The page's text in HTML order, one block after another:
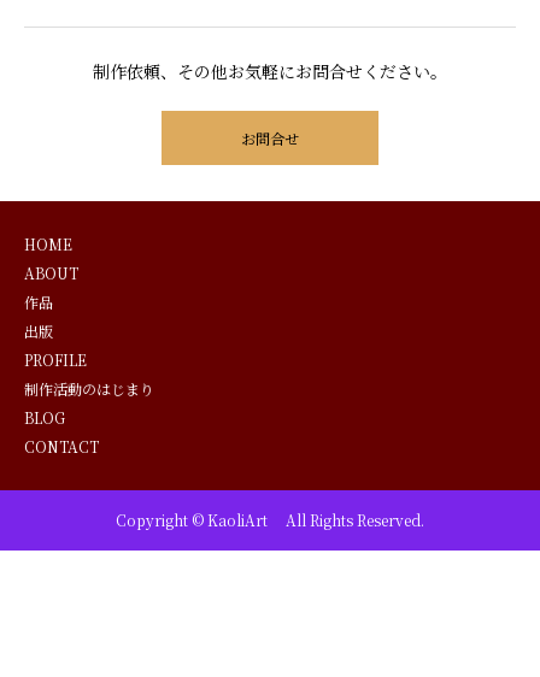
制作依頼、その他お気軽にお問合せください。
お問合せ
HOME
ABOUT
作品
出版
PROFILE
制作活動のはじまり
BLOG
CONTACT
Copyright © KaoliArt All Rights Reserved.